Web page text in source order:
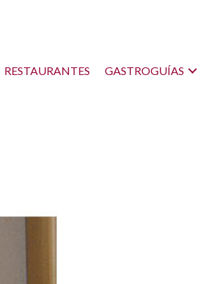
RESTAURANTES GASTROGUÍAS